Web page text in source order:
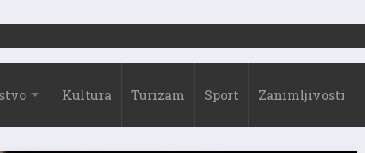
Kultura Turizam Sport Zanimljivosti